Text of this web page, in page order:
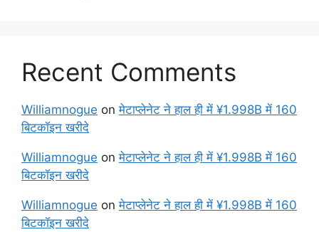
Recent Comments
Williamnogue onमेटाप्लेनेट ने हाल ही में ¥1.998B में 160
बिटकॉइन खरीदे
Williamnogue onमेटाप्लेनेट ने हाल ही में ¥1.998B में 160
बिटकॉइन खरीदे
Williamnogue onमेटाप्लेनेट ने हाल ही में ¥1.998B में 160
बिटकॉइन खरीदे